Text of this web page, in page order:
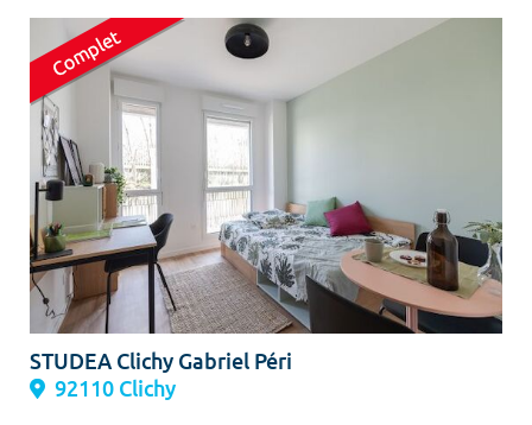
Type de location
Votre date d'entrée
Chercher
STUDEA Clichy Gabriel Péri
92110 Clichy